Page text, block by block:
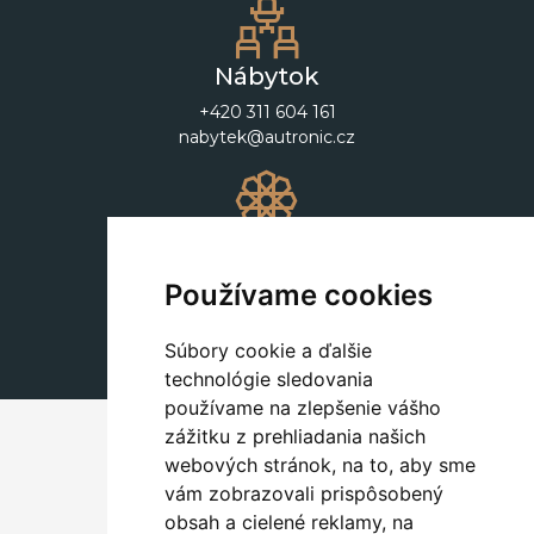
Používame cookies
Súbory cookie a ďalšie
technológie sledovania
používame na zlepšenie vášho
zážitku z prehliadania našich
webových stránok, na to, aby sme
vám zobrazovali prispôsobený
obsah a cielené reklamy, na
Nábytok
+420 311 604 161
nabytek@autronic.cz
+420 311 604 182
dekorace@autronic.cz